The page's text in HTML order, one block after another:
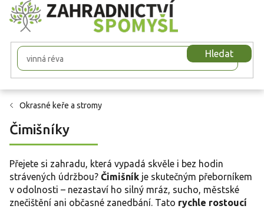
Přejít
na
obsah
Hledat
Okrasné keře a stromy
Čimišníky
Přejete si zahradu, která vypadá skvěle i bez hodin
strávených údržbou? Čimišník je skutečným přeborníkem
v odolnosti – nezastaví ho silný mráz, sucho, městské
znečištění ani občasné zanedbání. Tato rychle rostoucí